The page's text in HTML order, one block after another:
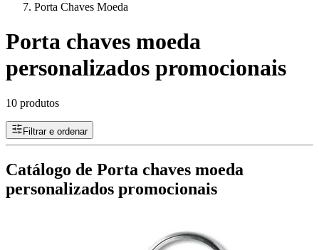
Porta Chaves Moeda
Porta chaves moeda
personalizados promocionais
10 produtos
Filtrar e ordenar
Catálogo de Porta chaves moeda
personalizados promocionais